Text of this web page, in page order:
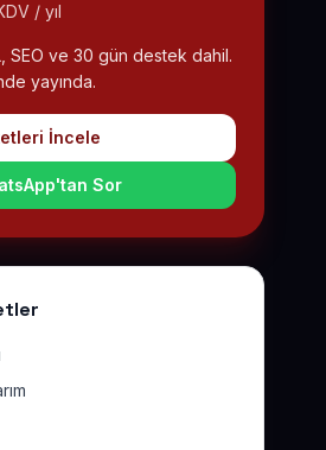
/ yıl
SEO ve 30 gün destek dahil.
yayında.
İncele
Sor